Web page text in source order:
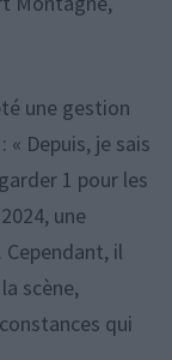
une gestion
Depuis, je sais
1 pour les
une
il
scène,
qui